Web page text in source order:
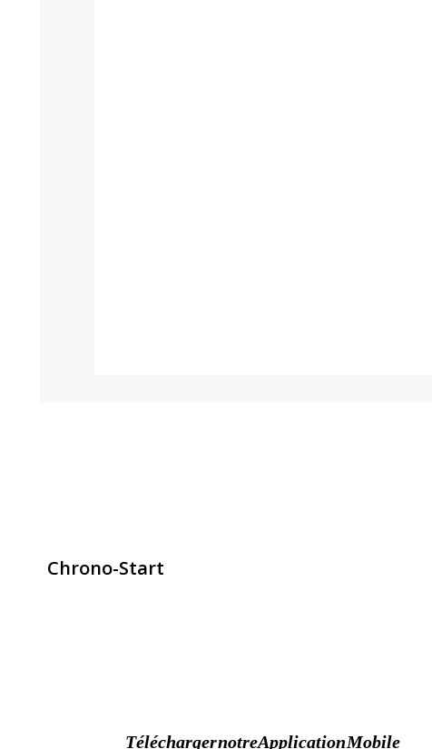
Chrono-Start
Télécharger notre Application Mobile